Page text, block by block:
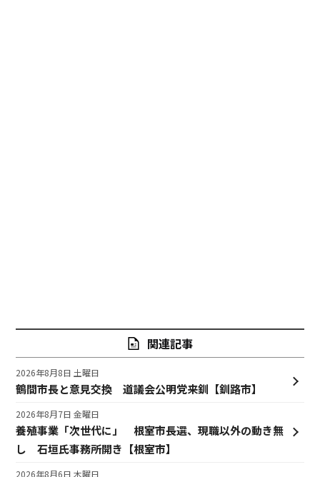
関連記事
鶴間市長と意見交換 道議会公明党来釧【釧路市】
2026年8月8日 土曜日
養殖事業「次世代に」 根室市長選、現職以外の動き無
し 石垣氏事務所開き【根室市】
2026年8月7日 金曜日
2026年8月6日 木曜日